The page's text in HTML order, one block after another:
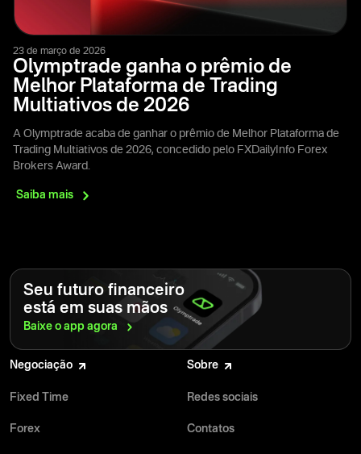
23 de março de 2026
Olymptrade ganha o prêmio de
Melhor Plataforma de Trading
Multiativos de 2026
A Olymptrade acaba de ganhar o prêmio de Melhor Plataforma de
Trading Multiativos de 2026, concedido pelo FXDailyInfo Forex
Brokers Award.
Saiba mais
Seu futuro financeiro
está em suas mãos
Baixe o app agora
Negociação
Fixed Time
Forex
Sobre
Redes sociais
Contatos